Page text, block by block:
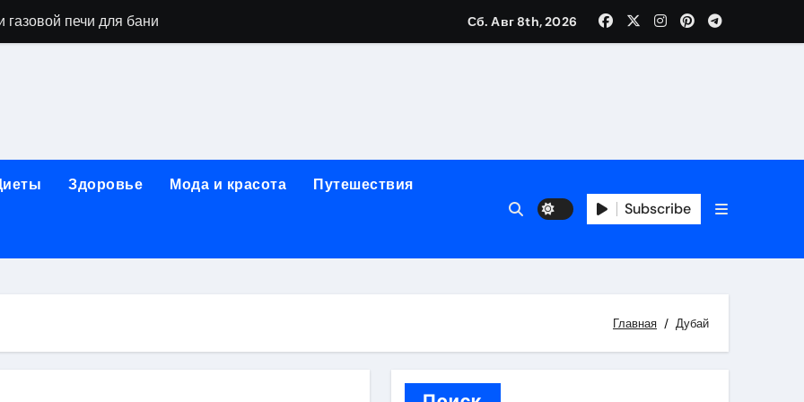
печи для бани
применения GPU-серверов
обучения и актуальные профессиональные ориентиры
реабилитации при алкогольной зависимости: персональный подход и лицензированные врачи
принципы, показания и этапы установки импланта за один день
Сб. Авг 8th, 2026
Здоровье Мода и красота Путешествия
Subscribe
Главная Дубай